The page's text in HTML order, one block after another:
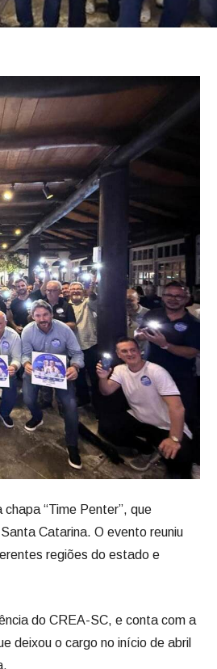
“Time Penter”, que
Catarina. O evento reuniu
regiões do estado e
do CREA-SC, e conta com a
deixou o cargo no início de abril